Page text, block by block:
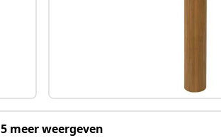
5 meer weergeven